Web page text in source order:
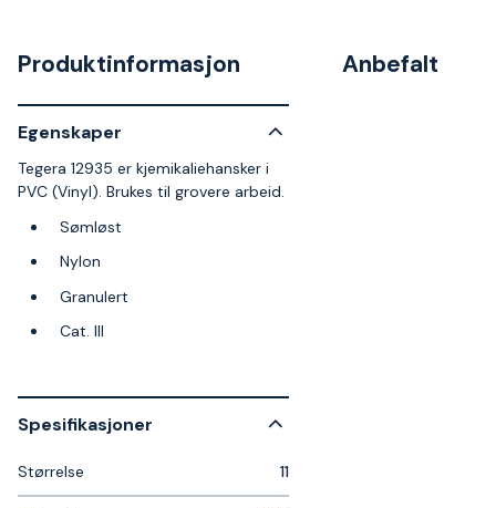
Produktinformasjon
Egenskaper
Tegera 12935 er kjemikaliehansker i
PVC (Vinyl). Brukes til grovere arbeid.
Sømløst
Nylon
Granulert
Cat. III
Spesifikasjoner
Størrelse 11
Anbefalt